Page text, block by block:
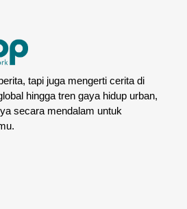
tapi juga mengerti cerita di
hingga tren gaya hidup urban,
secara mendalam untuk